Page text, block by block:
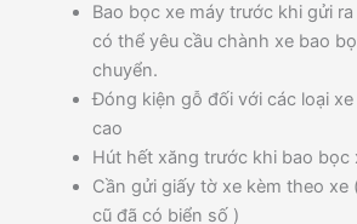
Bao bọc xe máy trước khi gửi
có thể yêu cầu chành xe bao
chuyển.
Đóng kiện gỗ đối với các loại
cao
Hút hết xăng trước khi bao bọc
Cần gửi giấy tờ xe kèm theo xe
cũ đã có biển số )